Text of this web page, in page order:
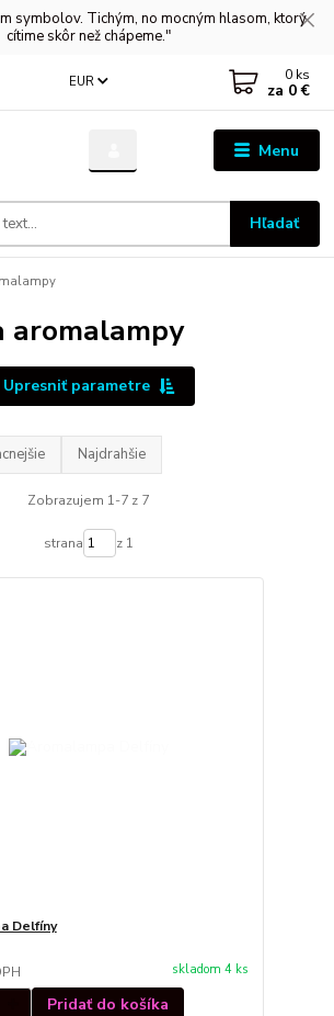
symbolov. Tichým, no mocným hlasom, ktorý
cítime skôr než chápeme."
Menu
EUR
Hľadať
0 ks
za 0 €
aromalampy
Upresniť parametre
Najdrahšie
Zobrazujem 1-7 z 7
strana z 1
Delfíny
skladom 4 ks
Pridať do košíka